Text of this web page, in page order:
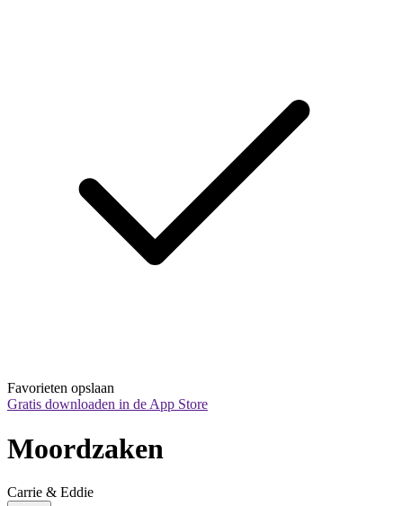
Favorieten opslaan
Gratis downloaden in de App Store
Moordzaken
Carrie & Eddie